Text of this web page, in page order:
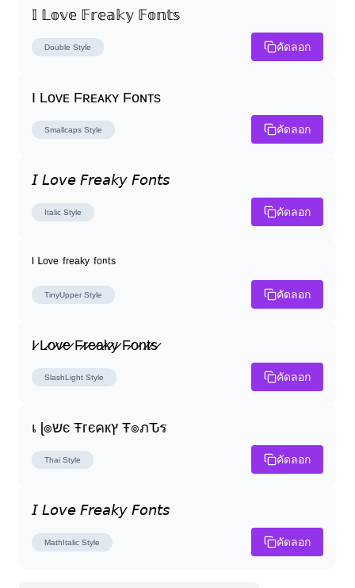
𝕀 𝕃𝕠𝕧𝕖 𝔽𝕣𝕖𝕒𝕜𝕪 𝔽𝕠𝕟𝕥𝕤
Double Style คัดลอก
I Lᴏᴠᴇ Fʀᴇᴀᴋʏ Fᴏɴᴛs
Smallcaps Style คัดลอก
𝘐 𝘓𝘰𝘷𝘦 𝘍𝘳𝘦𝘢𝘬𝘺 𝘍𝘰𝘯𝘵𝘴
Italic Style คัดลอก
ᴵ ᴸᵒᵛᵉ ᶠʳᵉᵃᵏʸ ᶠᵒⁿᵗˢ
TinyUpper Style คัดลอก
I̷ L̷o̷v̷e̷ F̷r̷e̷a̷k̷y̷ F̷o̷n̷t̷s̷
SlashLight Style คัดลอก
เ ɭ๏שє Ŧгєคкץ Ŧ๏ภԎร
Thai Style คัดลอก
𝘐 𝘓𝘰𝘷𝘦 𝘍𝘳𝘦𝘢𝘬𝘺 𝘍𝘰𝘯𝘵𝘴
MathItalic Style คัดลอก